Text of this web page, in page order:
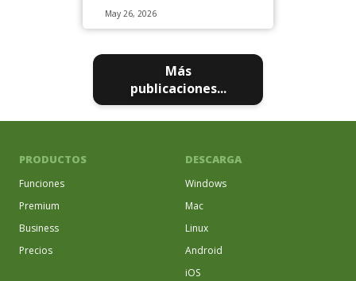
May 26, 2026
Más
publicaciones...
PRODUCTOS
Funciones
Premium
Business
Precios
DESCARGA
Windows
Mac
Linux
Android
iOS